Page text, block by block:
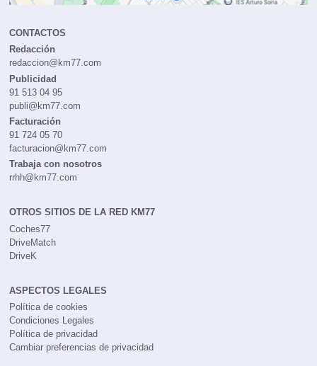
CONTACTOS
Redacción
redaccion@km77.com
Publicidad
91 513 04 95
publi@km77.com
Facturación
91 724 05 70
facturacion@km77.com
Trabaja con nosotros
rrhh@km77.com
OTROS SITIOS DE LA RED KM77
Coches77
DriveMatch
DriveK
ASPECTOS LEGALES
Política de cookies
Condiciones Legales
Política de privacidad
Cambiar preferencias de privacidad